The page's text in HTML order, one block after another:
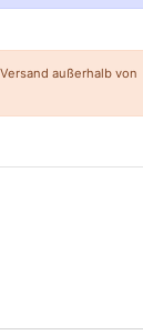
außerhalb von